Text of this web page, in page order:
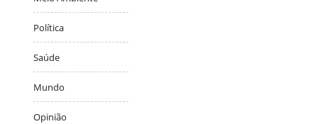
Política
Saúde
Mundo
Opinião